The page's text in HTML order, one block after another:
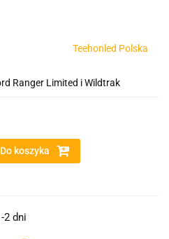
Teehonled Polska
Ranger Limited i Wildtrak
Do koszyka
2 dni